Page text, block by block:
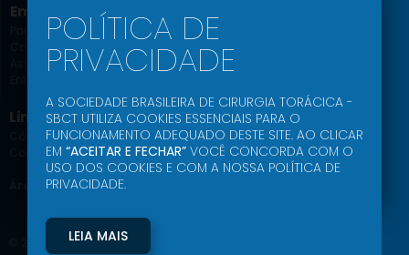
Empresa
Palavra do Presidente
Comissões
Associe-se
Agenda Científica
Jornal
Ead
Link Uteis
Código de Conduta Ética
Comunidade SBCT
Área do Associado
© 2024- SBCT – Sociedade Brasileira de Cirurgia Torácica – Todos os
POLÍTICA DE
PRIVACIDADE
A SOCIEDADE BRASILEIRA DE CIRURGIA TORÁCICA -
SBCT UTILIZA COOKIES ESSENCIAIS PARA O
FUNCIONAMENTO ADEQUADO DESTE SITE. AO CLICAR
EM “ACEITAR E FECHAR” VOCÊ CONCORDA COM O
USO DOS COOKIES E COM A NOSSA POLÍTICA DE
PRIVACIDADE.
LEIA MAIS